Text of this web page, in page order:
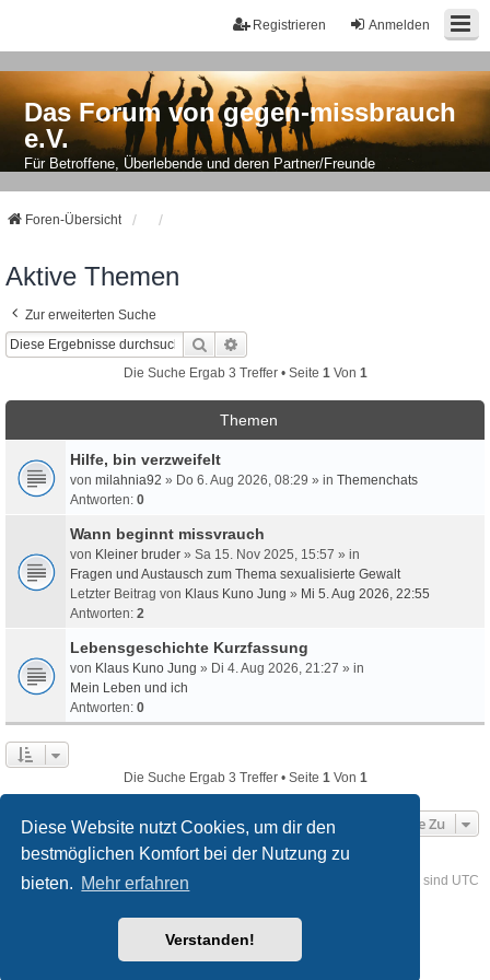
Diese Website nutzt Cookies, um dir den
bestmöglichen Komfort bei der Nutzung zu
bieten. Mehr erfahren
Verstanden!
Anmelden
Registrieren
Das Forum von gegen-missbrauch
e.V.
Für Betroffene, Überlebende und deren Partner/Freunde
Foren-Übersicht
Aktive Themen
Zur erweiterten Suche
Suche
Die Suche Ergab 3 Treffer • Seite 1 Von 1
Themen
Hilfe, bin verzweifelt
von milahnia92 » Do 6. Aug 2026, 08:29 » in Themenchats
Antworten: 0
Wann beginnt missvrauch
von Kleiner bruder » Sa 15. Nov 2025, 15:57 » in
Fragen und Austausch zum Thema sexualisierte Gewalt
Letzter Beitrag von Klaus Kuno Jung » Mi 5. Aug 2026, 22:55
Antworten: 2
Lebensgeschichte Kurzfassung
von Klaus Kuno Jung » Di 4. Aug 2026, 21:27 » in
Mein Leben und ich
Antworten: 0
Die Suche Ergab 3 Treffer • Seite 1 Von 1
Gehe Zu
Foren-Übersicht Kontakt Alle Zeiten sind UTC
® Forum Software © phpBB Limited
phpBB.de
created by INVENTEA & v12mike